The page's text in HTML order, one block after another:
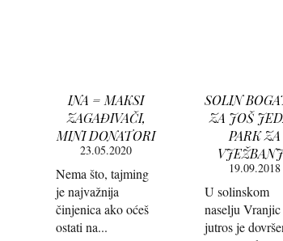
INA = MAKSI
ZAGAĐIVAČI,
MINI DONATORI
23.05.2020
Nema što, tajming
je najvažnija
činjenica ako oćeš
ostati na...
SOLIN
ZA JOŠ
PARK ZA
19.09.2018
U solinskom
naselju Vranjic
jutros je